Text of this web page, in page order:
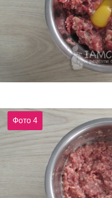
Фото 4